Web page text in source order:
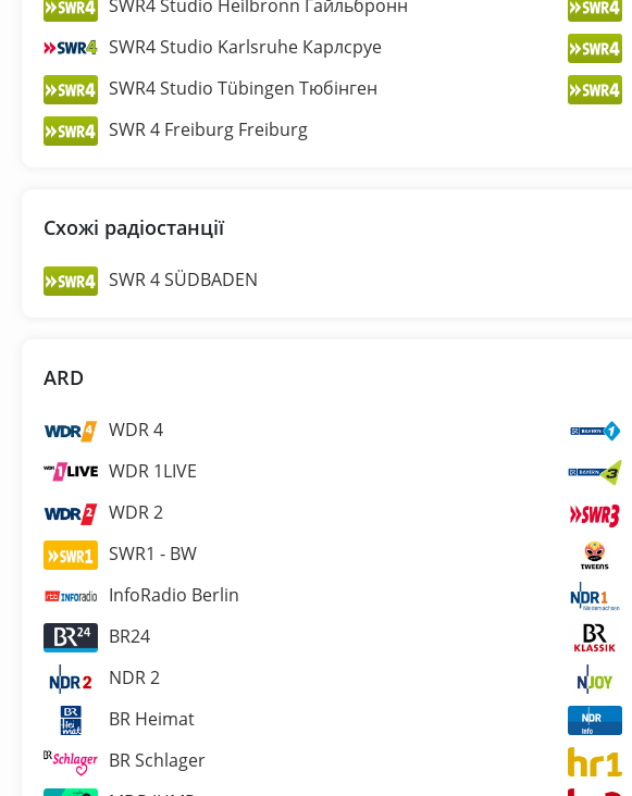
SWR4 Studio Heilbronn Гайльбронн
SWR4 Studio Karlsruhe Карлсруе
SWR4 Studio Tübingen Тюбінген
SWR 4 Freiburg Freiburg
Схожі радіостанції
SWR 4 SÜDBADEN
ARD
WDR 4
WDR 1LIVE
WDR 2
SWR1 - BW
InfoRadio Berlin
BR24
NDR 2
BR Heimat
BR Schlager